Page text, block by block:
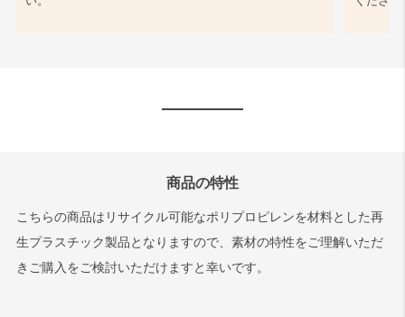
商品の特性
こちらの商品はリサイクル可能なポリプロピレンを材料とした再
生プラスチック製品となりますので、素材の特性をご理解いただ
きご購入をご検討いただけますと幸いです。